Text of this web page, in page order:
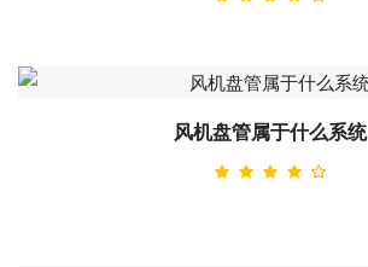
风机盘管属于什么系统